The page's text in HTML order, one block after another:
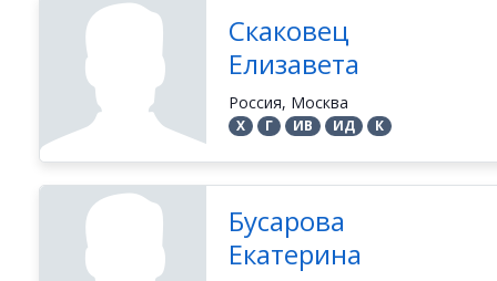
Скаковец
Елизавета
Россия, Москва
Х Г ИВ ИД К
Бусарова
Екатерина